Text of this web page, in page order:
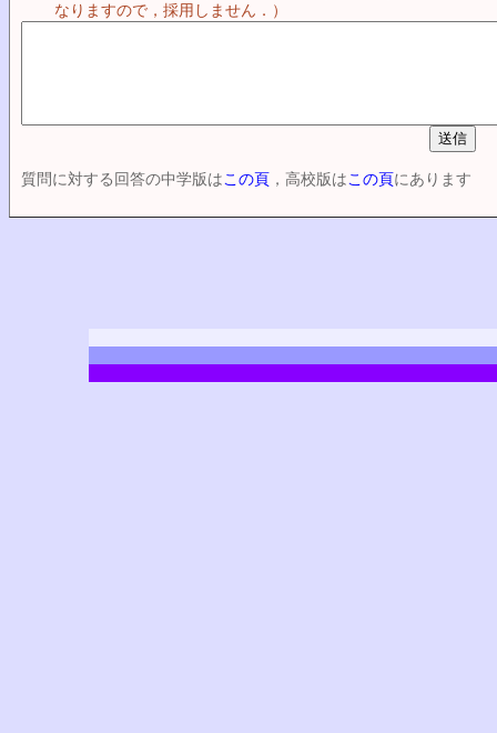
なりますので，採用しません．）
質問に対する回答の中学版はこの頁 ，高校版はこの頁にあります